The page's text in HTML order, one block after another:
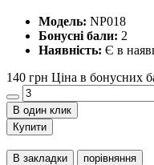
Модель: NP018
Бонусні бали: 2
Наявність: Є в
140 грн Ціна в бонусних
В один клик
Купити
В закладки порівняння